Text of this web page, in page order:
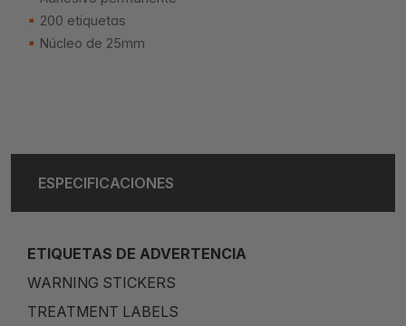
200 etiquetas
Núcleo de 25mm
ESPECIFICACIONES
ETIQUETAS DE ADVERTENCIA
WARNING STICKERS
TREATMENT LABELS